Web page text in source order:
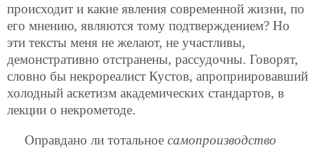
происходит и какие явления современной жизни, по
его мнению, являются тому подтверждением? Но
эти тексты меня не желают, не участливы,
демонстративно отстранены, рассудочны. Говорят,
словно бы некрореалист Кустов, апроприировавший
холодный аскетизм академических стандартов, в
лекции о некрометоде.
Оправдано ли тотальное самопроизводство